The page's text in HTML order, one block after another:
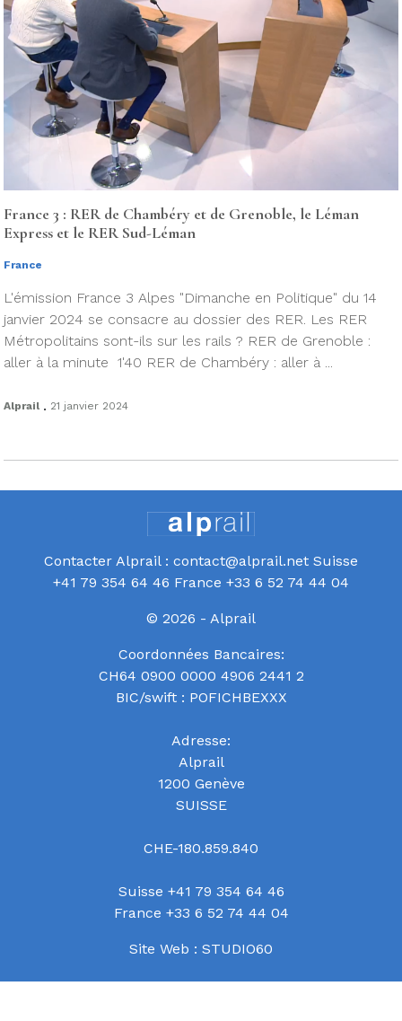
France 3 : RER de Chambéry et de Grenoble, le Léman
Express et le RER Sud-Léman
France
L'émission France 3 Alpes "Dimanche en Politique" du 14
janvier 2024 se consacre au dossier des RER. Les RER
Métropolitains sont-ils sur les rails ? RER de Grenoble :
aller à la minute 1'40 RER de Chambéry : aller à ...
Alprail . 21 janvier 2024
Contacter Alprail : contact@alprail.net Suisse
+41 79 354 64 46 France +33 6 52 74 44 04
© 2026 - Alprail
Coordonnées Bancaires:
CH64 0900 0000 4906 2441 2
BIC/swift : POFICHBEXXX
Adresse:
Alprail
1200 Genève
SUISSE
CHE-180.859.840
Suisse +41 79 354 64 46
France +33 6 52 74 44 04
Site Web : STUDIO60